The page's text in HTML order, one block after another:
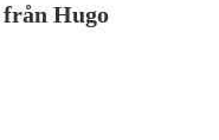
Hugo